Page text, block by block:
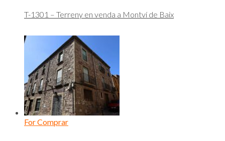
T-1301 – Terreny en venda a Montví de Baix
For Comprar